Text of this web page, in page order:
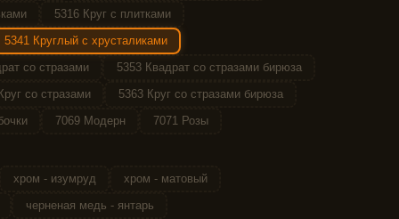
5316 Круг с плитками
5341 Круглый с хрусталиками
со стразами
5353 Квадрат со стразами бирюза
со стразами
5363 Круг со стразами бирюза
7069 Модерн 7071 Розы
хром - изумруд
хром - матовый
черненая медь - янтарь